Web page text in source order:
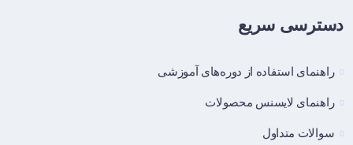
دسترسی سریع
راهنمای استفاده از دوره‌های آموزشی
راهنمای لایسنس محصولات
سوالات متداول